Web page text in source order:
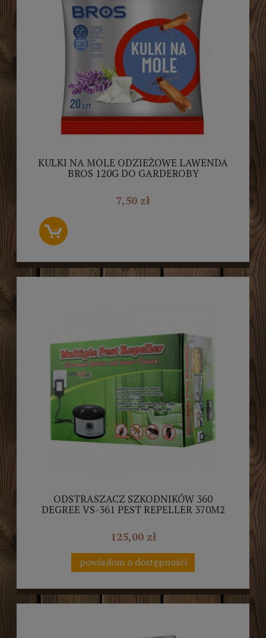
KULKI NA MOLE ODZIEŻOWE LAWENDA
BROS 120G DO GARDEROBY
7,50 zł
ODSTRASZACZ SZKODNIKÓW 360
DEGREE VS-361 PEST REPELLER 370M2
125,00 zł
powiadom o dostępności